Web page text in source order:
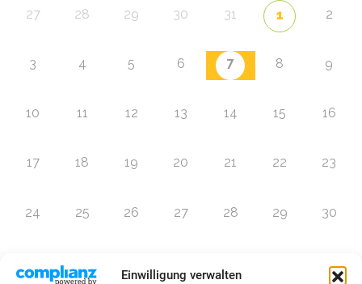
Einwilligung verwalten
27 28 29 30 31 1 2
3 4 5 6 7 8 9
10 11 12 13 14 15 16
17 18 19 20 21 22 23
24 25 26 27 28 29 30